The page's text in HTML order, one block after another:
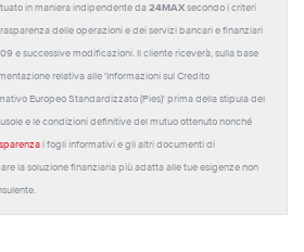
in maniera indipendente da 24MAX secondo i criteri
delle operazioni e dei servizi bancari e finanziari
e successive modificazioni. Il cliente riceverà, sulla base
relativa alle 'Informazioni sul Credito
Europeo Standardizzato (Pies)' prima della stipula del
e le condizioni definitive del mutuo ottenuto nonché
i fogli informativi e gli altri documenti di
la soluzione finanziaria più adatta alle tue esigenze non